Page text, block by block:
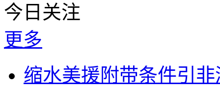
今日关注
更多
缩水美援附带条件引